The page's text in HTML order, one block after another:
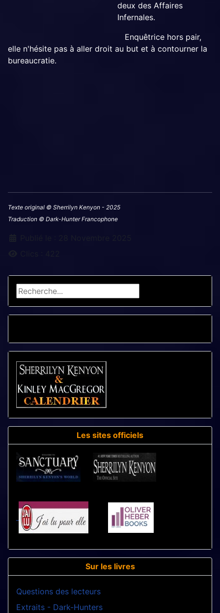
Rechercher
Les sites officiels
Sur les livres
Questions des lecteurs
Extraits - Dark-Hunters
deux des Affaires
Infernales.
Enquêtrice hors pair,
elle n'hésite pas à aller droit au but et à contourner la
bureaucratie.
Texte original © Sherrilyn Kenyon - 2025
Traduction © Dark-Hunter Francophone